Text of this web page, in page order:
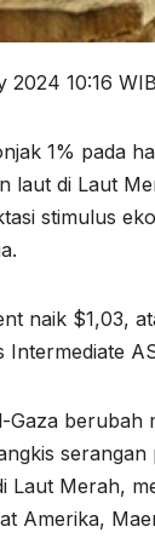
2024 10:16
1% pada
laut di Laut
stimulus
naik $1,03,
Intermediate
Gaza berubah
Laut Merah,
Amerika,